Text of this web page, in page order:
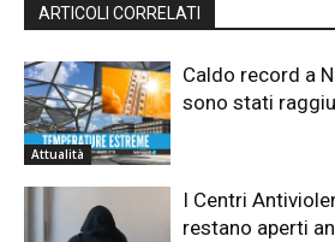
ARTICOLI CORRELATI
Attualità
Caldo record a
sono stati
I Centri
restano aperti